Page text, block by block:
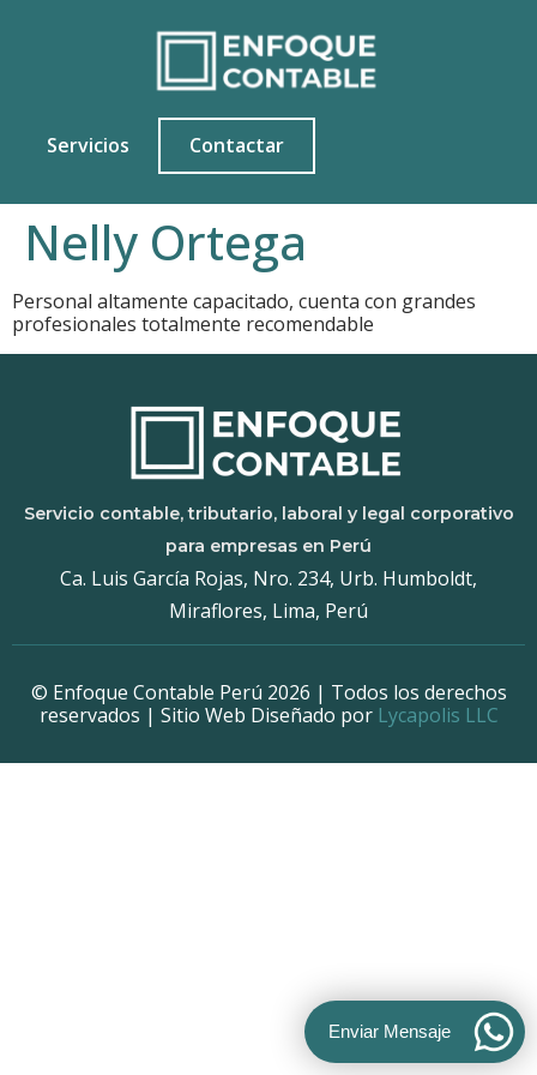
Servicios Contactar
Nelly Ortega
Personal altamente capacitado, cuenta con grandes
profesionales totalmente recomendable
Servicio contable, tributario, laboral y legal corporativo
para empresas en Perú
Ca. Luis García Rojas, Nro. 234, Urb. Humboldt,
Miraflores, Lima, Perú
© Enfoque Contable Perú 2026 | Todos los derechos
reservados | Sitio Web Diseñado por Lycapolis LLC
Enviar Mensaje